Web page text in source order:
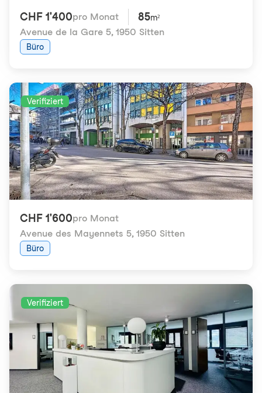
CHF 1'400pro Monat 85m²
Avenue de la Gare 5, 1950 Sitten
Büro
Verifiziert
CHF 1'600pro Monat
Avenue des Mayennets 5, 1950 Sitten
Büro
Verifiziert